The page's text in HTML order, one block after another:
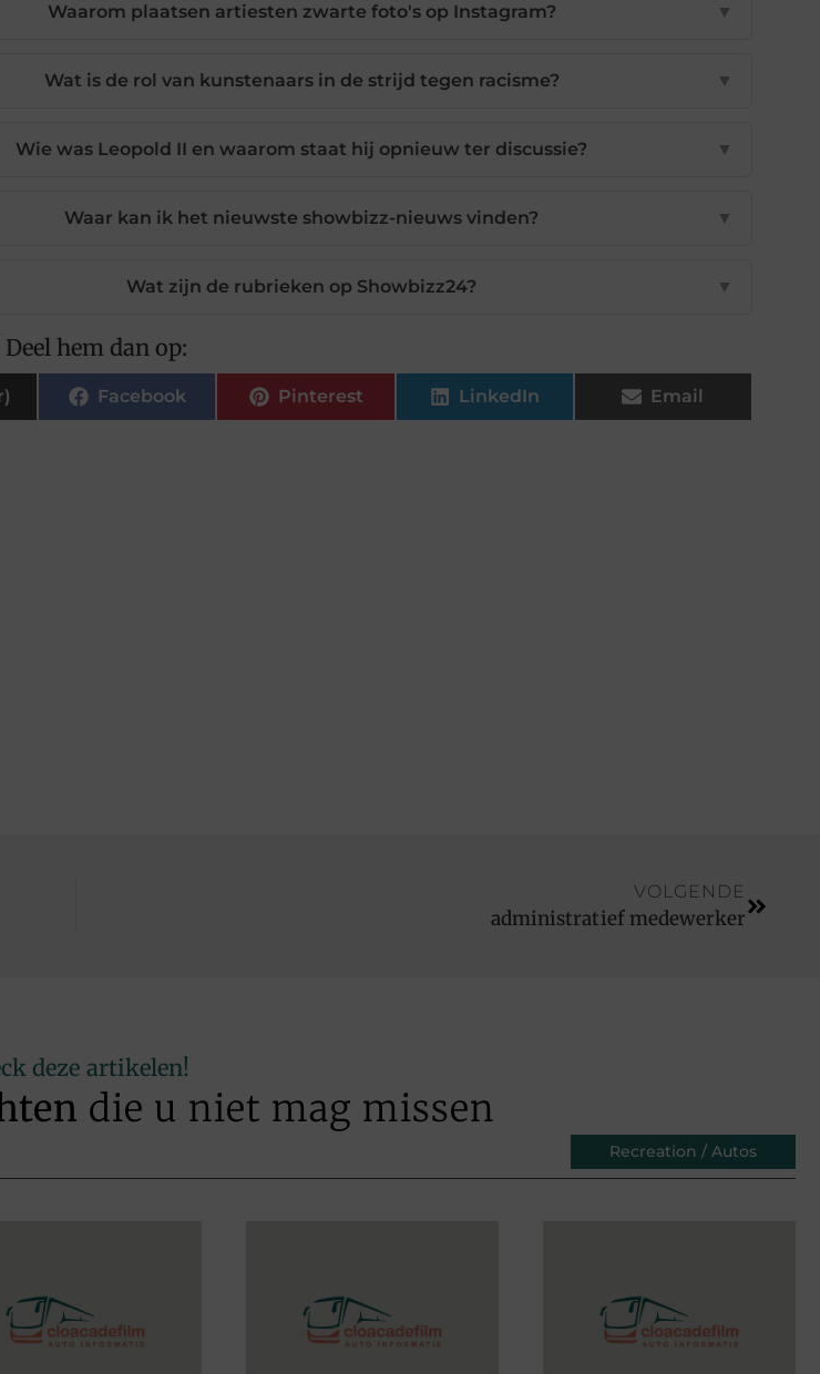
Waarom plaatsen artiesten zwarte foto's op Instagram? ▼
Wat is de rol van kunstenaars in de strijd tegen racisme? ▼
Wie was Leopold II en waarom staat hij opnieuw ter discussie? ▼
Waar kan ik het nieuwste showbizz-nieuws vinden? ▼
Wat zijn de rubrieken op Showbizz24? ▼
hem dan op:
Facebook Pinterest LinkedIn Email
VOLGENDE
administratief medewerker
deze artikelen!
die u niet mag missen
Recreation / Autos